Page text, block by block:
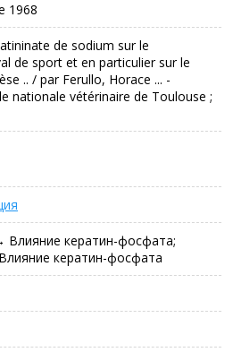
1968
de sodium sur le
de sport et en particulier sur le
.. / par Ferullo, Horace ... -
nationale vétérinaire de Toulouse ;
кератин-фосфата;
кератин-фосфата